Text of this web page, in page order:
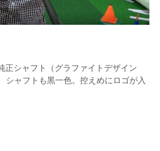
正シャフト（グラファイトデザイン
シャフトも黒一色。控えめにロゴが入